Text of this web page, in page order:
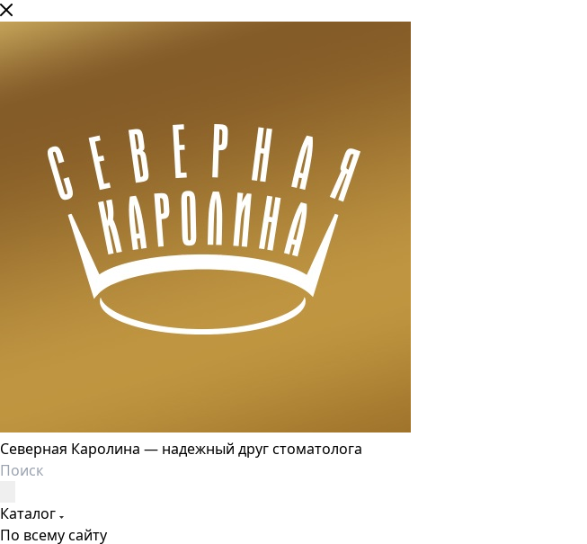
Северная Каролина — надежный друг стоматолога
Каталог
По всему сайту